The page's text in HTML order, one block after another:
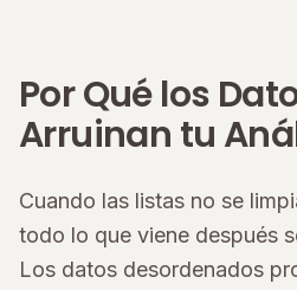
Por Qué los
Arruinan tu
Cuando las listas no se
todo lo que viene después
Los datos desordenados